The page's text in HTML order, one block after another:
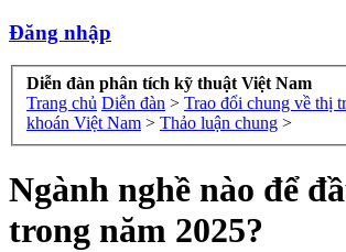
Đăng nhập
Diễn đàn phân tích kỹ thuật Việt Nam
Trang chủ Diễn đàn > Trao đổi chung về thị
khoán Việt Nam > Thảo luận chung >
Ngành nghề nào để
trong năm 2025?